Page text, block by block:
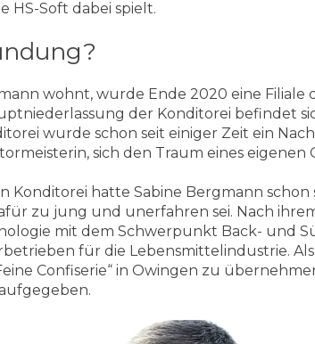
HS-Soft dabei spielt.
wohnt, wurde Ende 2020 eine Filiale
der Konditorei befindet
wurde schon seit einiger Zeit ein
sich den Traum eines eigenen
Konditorei hatte Sabine Bergmann
zu jung und unerfahren sei. Nach
mit dem Schwerpunkt Back- und
für die Lebensmittelindustrie.
Confiserie“ in Owingen zu